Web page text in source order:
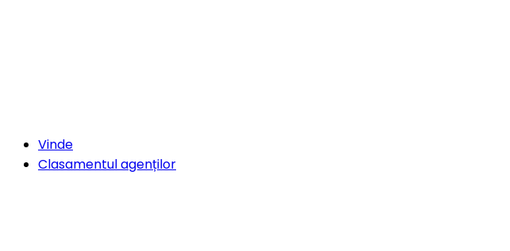
Vinde
Clasamentul agenților